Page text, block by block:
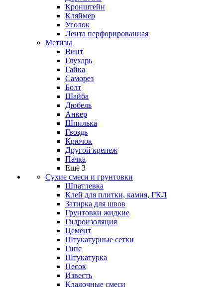
Кронштейн
Кляймер
Уголок
Лента перфорированная
Метизы
Винт
Глухарь
Гайка
Саморез
Болт
Шайба
Дюбель
Анкер
Шпилька
Гвоздь
Крючок
Другой крепеж
Пачка
Ещё 3
Сухие смеси и грунтовки
Шпатлевка
Клей для плитки, камня, ГКЛ
Затирка для швов
Грунтовки жидкие
Гидроизоляция
Цемент
Штукатурные сетки
Гипс
Штукатурка
Песок
Известь
Кладочные смеси